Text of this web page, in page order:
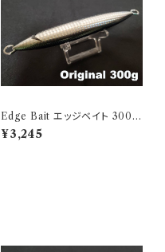
Edge Bait エッジベイト 300
Authentic Bait
¥3,245